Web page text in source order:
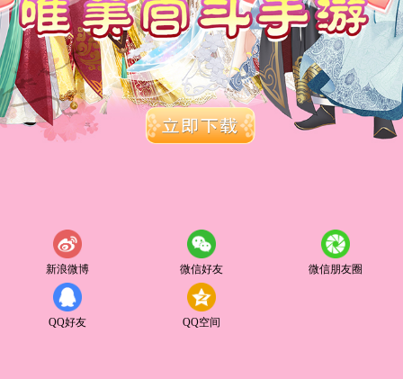
新浪微博 微信好友 微信朋友圈
QQ好友 QQ空间